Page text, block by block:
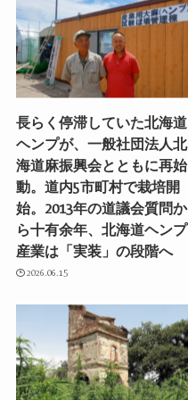
長らく停滞していた北海道
ヘンプが、一般社団法人北
海道麻振興会とともに再始
動。道内5市町村で栽培開
始。2013年の道議会質問か
ら十有余年、北海道ヘンプ
産業は「実装」の段階へ
2026.06.15